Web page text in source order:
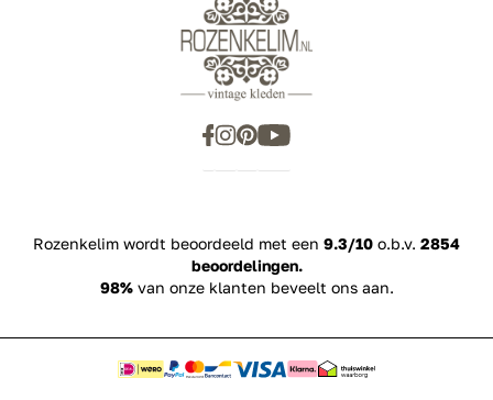
Rozenkelim wordt beoordeeld met een 9.3/10 o.b.v. 2854
beoordelingen.
98%van onze klanten beveelt ons aan.